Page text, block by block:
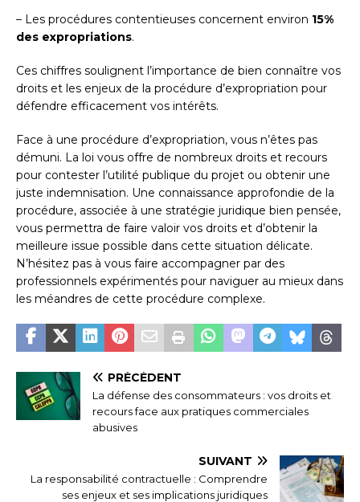
– Les procédures contentieuses concernent environ 15%
des expropriations.
Ces chiffres soulignent l’importance de bien connaître vos
droits et les enjeux de la procédure d’expropriation pour
défendre efficacement vos intérêts.
Face à une procédure d’expropriation, vous n’êtes pas
démuni. La loi vous offre de nombreux droits et recours
pour contester l’utilité publique du projet ou obtenir une
juste indemnisation. Une connaissance approfondie de la
procédure, associée à une stratégie juridique bien pensée,
vous permettra de faire valoir vos droits et d’obtenir la
meilleure issue possible dans cette situation délicate.
N’hésitez pas à vous faire accompagner par des
professionnels expérimentés pour naviguer au mieux dans
les méandres de cette procédure complexe.
PRÉCÉDENT
La défense des consommateurs : vos droits et
recours face aux pratiques commerciales
abusives
SUIVANT
La responsabilité contractuelle : Comprendre
ses enjeux et ses implications juridiques